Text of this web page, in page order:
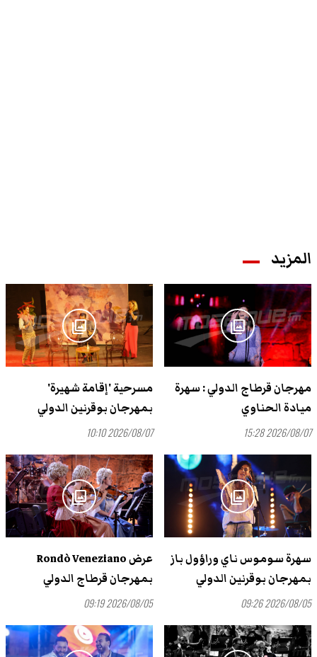
المزيد
photo_library
مهرجان قرطاج الدولي : سهرة
ميادة الحناوي
2026/08/07 15:28
photo_library
مسرحية 'إقامة شهيرة'
بمهرجان بوقرنين الدولي
2026/08/07 10:10
photo_library
سهرة سوموس ناي وراؤول باز
بمهرجان بوقرنين الدولي
2026/08/05 09:26
photo_library
عرض Rondò Veneziano
بمهرجان قرطاج الدولي
2026/08/05 09:19